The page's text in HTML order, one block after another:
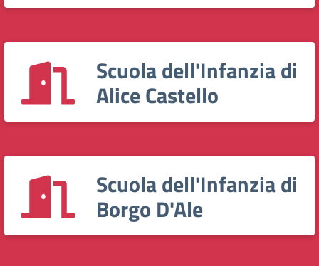
Scuola dell'Infanzia di
Alice Castello
Scuola dell'Infanzia di
Borgo D'Ale